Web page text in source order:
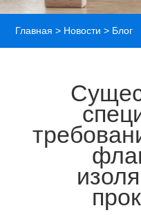
Главная > Новости > Блог